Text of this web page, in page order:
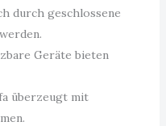
durch geschlossene
Geräte bieten
überzeugt mit